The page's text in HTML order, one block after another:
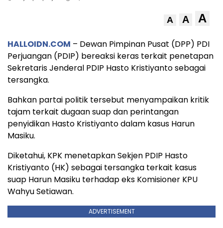
A A A
HALLOIDN.COM – Dewan Pimpinan Pusat (DPP) PDI
Perjuangan (PDIP) bereaksi keras terkait penetapan
Sekretaris Jenderal PDIP Hasto Kristiyanto sebagai
tersangka.
Bahkan partai politik tersebut menyampaikan kritik
tajam terkait dugaan suap dan perintangan
penyidikan Hasto Kristiyanto dalam kasus Harun
Masiku.
Diketahui, KPK menetapkan Sekjen PDIP Hasto
Kristiyanto (HK) sebagai tersangka terkait kasus
suap Harun Masiku terhadap eks Komisioner KPU
Wahyu Setiawan.
ADVERTISEMENT